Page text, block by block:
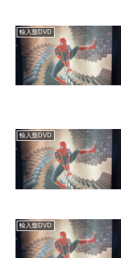
輸入盤DVD
輸入盤DVD
輸入盤DVD